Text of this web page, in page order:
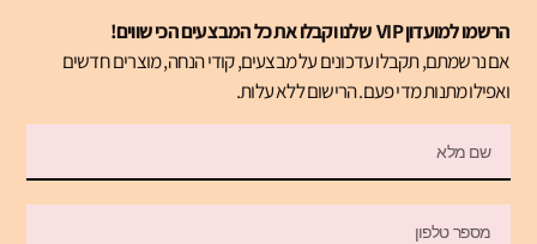
הרשמו למועדון VIP שלנו וקבלו את כל המבצעים הכי שווים!
אם נרשמתם, תקבלו עדכונים על מבצעים, קודי הנחה, מוצרים חדשים
ואפילו מתנות מדי פעם. הרישום ללא עלות.